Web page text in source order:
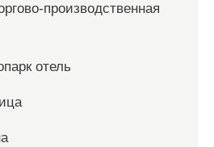
производственная
отель